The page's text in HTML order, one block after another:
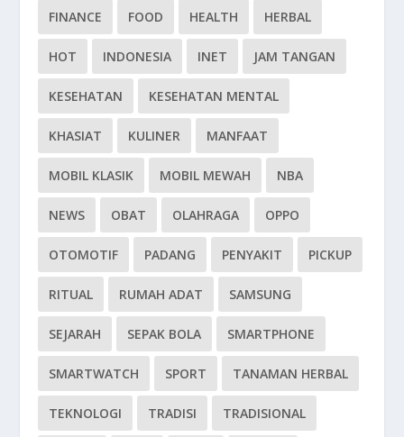
FINANCE FOOD HEALTH HERBAL
HOT INDONESIA INET JAM TANGAN
KESEHATAN KESEHATAN MENTAL
KHASIAT KULINER MANFAAT
MOBIL KLASIK MOBIL MEWAH NBA
NEWS OBAT OLAHRAGA OPPO
OTOMOTIF PADANG PENYAKIT PICKUP
RITUAL RUMAH ADAT SAMSUNG
SEJARAH SEPAK BOLA SMARTPHONE
SMARTWATCH SPORT TANAMAN HERBAL
TEKNOLOGI TRADISI TRADISIONAL